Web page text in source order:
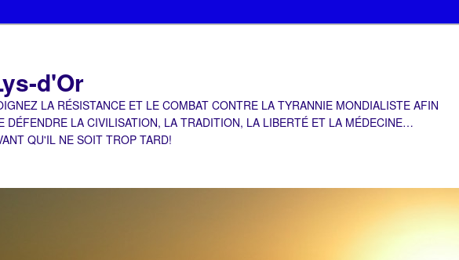
d'Or
LA RÉSISTANCE ET LE COMBAT CONTRE LA TYRANNIE MONDIALISTE AFIN
DÉFENDRE LA CIVILISATION, LA TRADITION, LA LIBERTÉ ET LA MÉDECINE…
QU'IL NE SOIT TROP TARD!